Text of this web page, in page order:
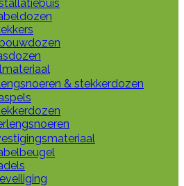
& stekkerdozen